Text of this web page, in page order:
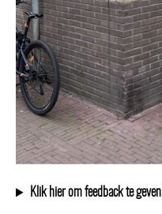
Klik hier om feedback te geven